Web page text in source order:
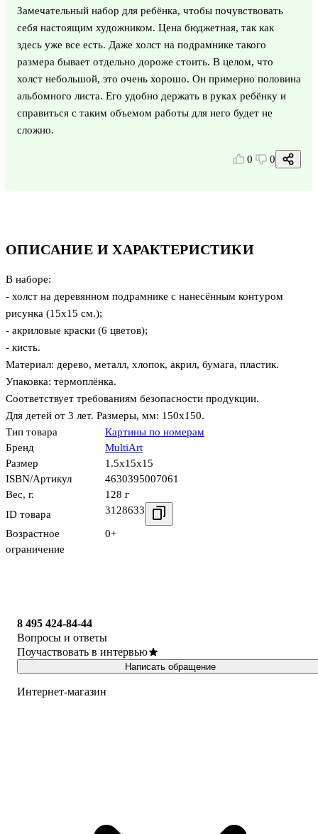
ОПИСАНИЕ И ХАРАКТЕРИСТИКИ
В наборе:
- холст на деревянном подрамнике с нанесённым контуром
рисунка (15х15 см.);
- акриловые краски (6 цветов);
- кисть.
Материал: дерево, металл, хлопок, акрил, бумага, пластик.
Упаковка: термоплёнка.
Соответствует требованиям безопасности продукции.
Для детей от 3 лет. Размеры, мм: 150х150.
Тип товара
Картины по номерам
Бренд
MultiArt
Размер
1.5x15x15
ISBN/Артикул
4630395007061
Вес, г.
128 г
ID товара
3128633
Возрастное
ограничение
0+
Замечательный набор для ребёнка, чтобы почувствовать
себя настоящим художником. Цена бюджетная, так как
здесь уже все есть. Даже холст на подрамнике такого
размера бывает отдельно дороже стоить. В целом, что
холст небольшой, это очень хорошо. Он примерно половина
альбомного листа. Его удобно держать в руках ребёнку и
справиться с таким объемом работы для него будет не
сложно.
0 0
8 495 424-84-44
Вопросы и ответы
Поучаствовать в интервью
Написать обращение
Интернет-магазин